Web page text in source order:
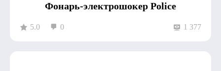
Фонарь-электрошокер Police
5.0 0 1 377